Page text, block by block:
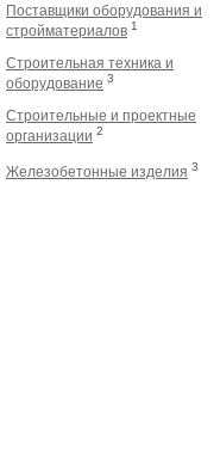
Поставщики оборудования и
стройматериалов 1
Строительная техника и
оборудование 3
Строительные и проектные
организации 2
Железобетонные изделия 3